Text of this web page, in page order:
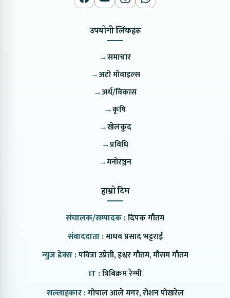
उपयोगी लिंकहरु
→समाचार
→अटो मोवाइल्स
→अर्थ/विकास
→कृषि
→खेलकुद
→प्रविधि
→मनोरञ्जन
हाम्रो टिम
संचालक/सम्पादक :दिपक गौतम
संवाददाता :माधव प्रसाद भट्टराई
न्युज डेक्स :पवित्रा उप्रेती, इश्वर गौतम, मौसम गौतम
IT :त्रिबिक्रम रेग्मी
सल्लाहकार :गोपाल आले मगर, रोशन पोखरेल